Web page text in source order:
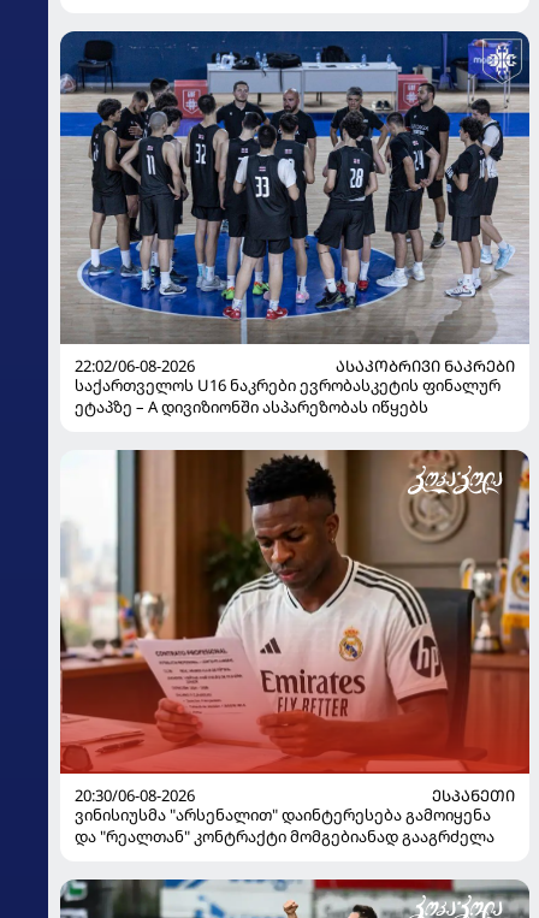
22:02/06-08-2026
ᲐᲡᲐᲙᲝᲑᲠᲘᲕᲘ ᲜᲐᲙᲠᲔᲑᲘ
საქართველოს U16 ნაკრები ევრობასკეტის ფინალურ
ეტაპზე – A დივიზიონში ასპარეზობას იწყებს
20:30/06-08-2026
ᲔᲡᲞᲐᲜᲔᲗᲘ
ვინისიუსმა "არსენალით" დაინტერესება გამოიყენა
და "რეალთან" კონტრაქტი მომგებიანად გააგრძელა